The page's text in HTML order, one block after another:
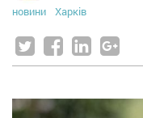
новини
Харків